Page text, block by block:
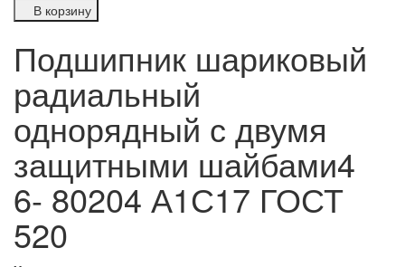
В корзину
Подшипник шариковый
радиальный
однорядный с двумя
защитными шайбами4
6- 80204 А1С17 ГОСТ
520